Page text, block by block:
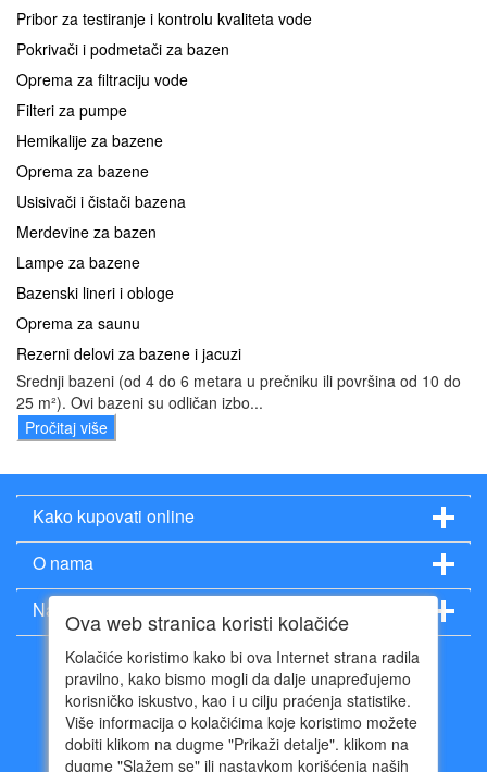
Pribor za testiranje i kontrolu kvaliteta vode
Pokrivači i podmetači za bazen
Oprema za filtraciju vode
Filteri za pumpe
Hemikalije za bazene
Oprema za bazene
Usisivači i čistači bazena
Merdevine za bazen
Lampe za bazene
Bazenski lineri i obloge
Oprema za saunu
Rezerni delovi za bazene i jacuzi
Srednji bazeni (od 4 do 6 metara u prečniku ili površina od 10 do
25 m²). Ovi bazeni su odličan izbo...
Pročitaj više
Kako kupovati online
O nama
Način plaćanja
011 402 96 54
064 640 97 95
Ova web stranica koristi kolačiće
Kolačiće koristimo kako bi ova Internet strana radila
pravilno, kako bismo mogli da dalje unapređujemo
korisničko iskustvo, kao i u cilju praćenja statistike.
Više informacija o kolačićima koje koristimo možete
dobiti klikom na dugme "Prikaži detalje". klikom na
dugme "Slažem se" ili nastavkom korišćenja naših